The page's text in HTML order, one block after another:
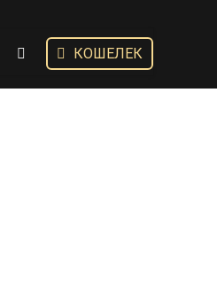
КОШЕЛЕК